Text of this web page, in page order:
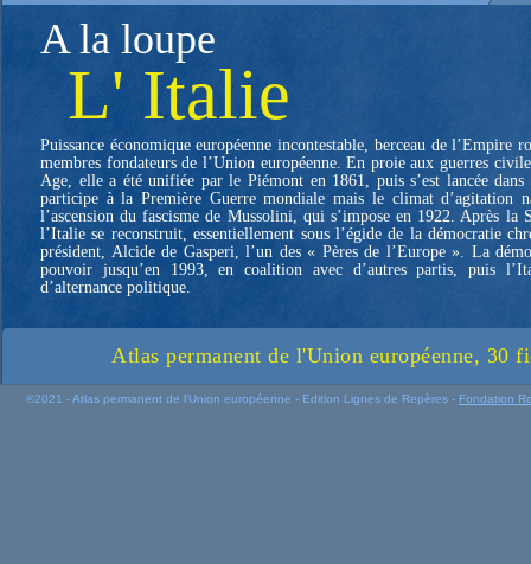
A la loupe
L' Italie
Puissance économique européenne incontestable, berceau de l’Empire
membres fondateurs de l’Union européenne. En proie aux guerres
Age, elle a été unifiée par le Piémont en 1861, puis s’est lancée
participe à la Première Guerre mondiale mais le climat d’agitation
l’ascension du fascisme de Mussolini, qui s’impose en 1922. Après la
l’Italie se reconstruit, essentiellement sous l’égide de la démocratie
président, Alcide de Gasperi, l’un des « Pères de l’Europe ». La
pouvoir jusqu’en 1993, en coalition avec d’autres partis, puis
d’alternance politique.
Atlas permanent de l'Union européenne, 30
©2021 - Atlas permanent de l'Union européenne - Edition Lignes de Repères - Fondation